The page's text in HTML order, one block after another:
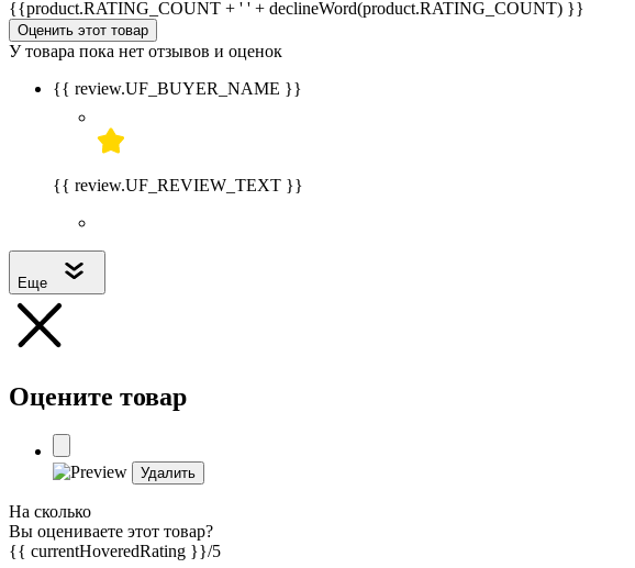
{{product.RATING_COUNT + ' ' + declineWord(product.RATING_COUNT) }}
Оценить этот товар
У товара пока нет отзывов и оценок
{{ review.UF_BUYER_NAME }}
{{ review.UF_REVIEW_TEXT }}
Еще
Оцените товар
Удалить
На сколько
Вы оцениваете этот товар?
{{ currentHoveredRating }}/5